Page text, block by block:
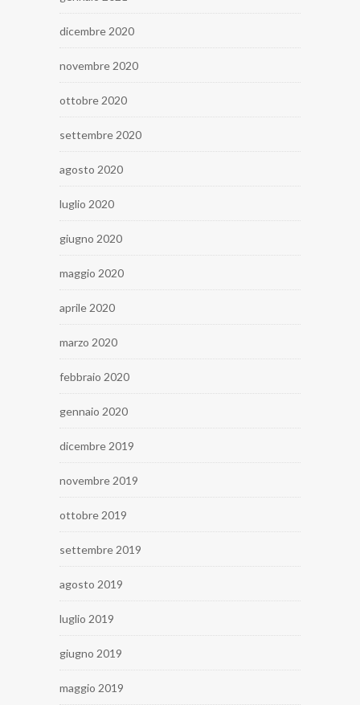
dicembre 2020
novembre 2020
ottobre 2020
settembre 2020
agosto 2020
luglio 2020
giugno 2020
maggio 2020
aprile 2020
marzo 2020
febbraio 2020
gennaio 2020
dicembre 2019
novembre 2019
ottobre 2019
settembre 2019
agosto 2019
luglio 2019
giugno 2019
maggio 2019